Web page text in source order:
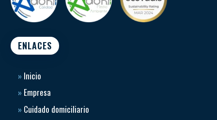
ENLACES
» Inicio
» Empresa
» Cuidado domiciliario